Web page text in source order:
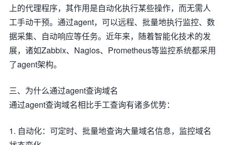
上的代理程序，其作用是自动化执行某些操作，而无需人
工手动干预。通过agent，可以远程、批量地执行监控、数
据采集、自动响应等任务。近年来，随着智能化技术的发
展，诸如Zabbix、Nagios、Prometheus等监控系统都采用
了agent架构。
三、为什么通过agent查询域名
通过agent查询域名相比手工查询有诸多优势：
1. 自动化：可定时、批量地查询大量域名信息，监控域名